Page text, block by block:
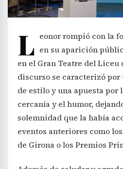
L eonor rompió con la
en su aparición
en el Gran Teatre del Liceu
discurso se caracterizó
de estilo y una apuesta por
cercanía y el humor,
solemnidad que la había
eventos anteriores como
de Girona o los Premios